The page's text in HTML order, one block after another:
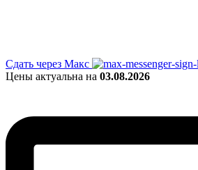
Сдать через Макс
Цены актуальна на 03.08.2026